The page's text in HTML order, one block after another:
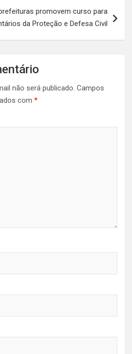
promovem curso para
da Proteção e Defesa Civil
não será publicado. Campos
com *